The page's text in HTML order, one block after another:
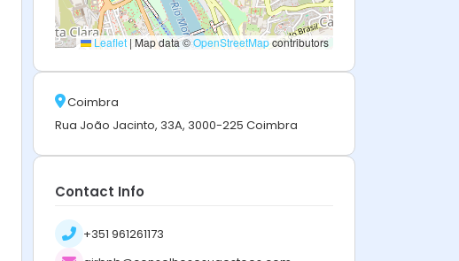
Leaflet | Map data ©OpenStreetMapcontributors
Coimbra
Rua João Jacinto, 33A, 3000-225 Coimbra
Contact Info
+351 961261173